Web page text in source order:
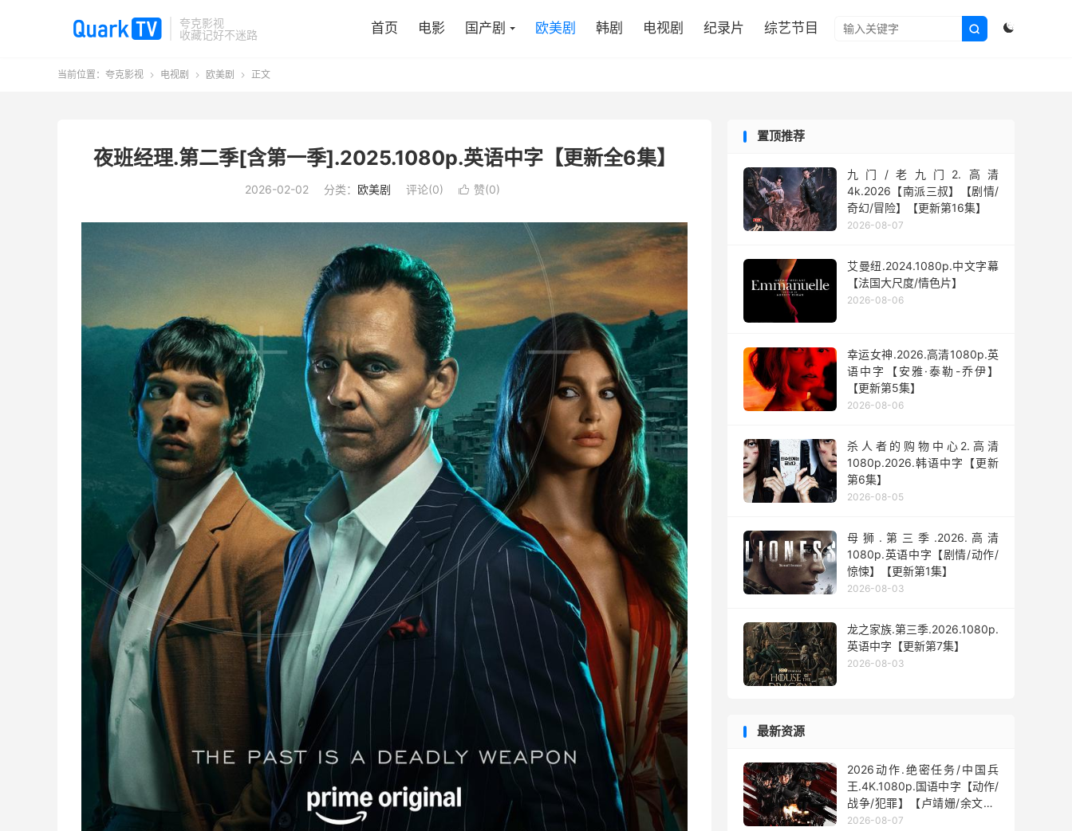
夸克影视
收藏记好不迷路


首页 电影 国产剧 欧美剧 韩剧 电视剧 纪录片 综艺节目
当前位置： 夸克影视  电视剧  欧美剧  正文
夜班经理.第二季[含第一季].2025.1080p.英语中字【更新全6集】
2026-02-02 分类： 欧美剧 评论(0)  赞(0)
置顶推荐
九门/老九门2.高清
4k.2026【南派三叔】【剧情/
奇幻/冒险】【更新第16集】
2026-08-07
艾曼纽.2024.1080p.中文字幕
【法国大尺度/情色片】
2026-08-06
幸运女神.2026.高清1080p.英
语中字【安雅·泰勒-乔伊】
【更新第5集】
2026-08-06
杀人者的购物中心2.高清
1080p.2026.韩语中字【更新
第6集】
2026-08-05
母狮.第三季.2026.高清
1080p.英语中字【剧情/动作/
惊悚】【更新第1集】
2026-08-03
龙之家族.第三季.2026.1080p.
英语中字【更新第7集】
2026-08-03
最新资源
2026动作.绝密任务/中国兵
王.4K.1080p.国语中字【动作/
战争/犯罪】【卢靖姗/余文乐/
屈菁菁】
2026-08-07